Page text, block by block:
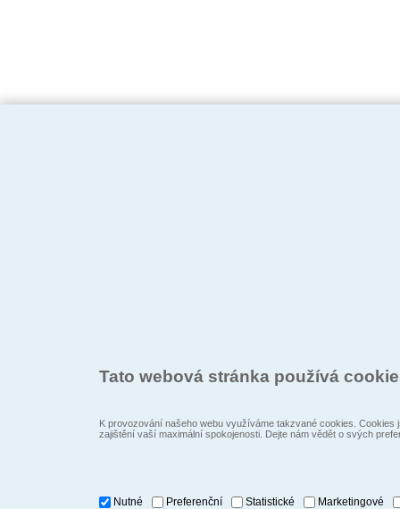
Tato webová stránka používá
K provozování našeho webu využíváme takzvané cookies.
zajištění vaší maximální spokojenosti. Dejte nám vědět o svých
Nutné Preferenční Statistické Marketingové